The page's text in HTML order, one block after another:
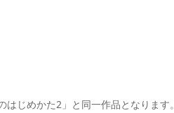
じめかた2」と同一作品となります。